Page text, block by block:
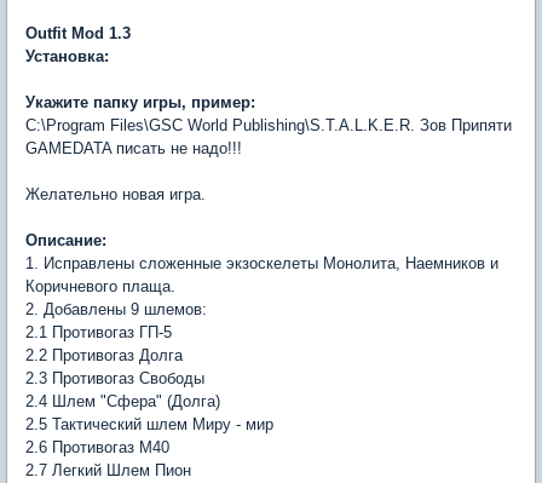
Outfit Mod 1.3
Установка:
Укажите папку игры, пример:
С:\Program Files\GSC World Publishing\S.T.A.L.K.E.R. Зов Припяти
GAMEDATA писать не надо!!!
Желательно новая игра.
Описание:
1. Исправлены сложенные экзоскелеты Монолита, Наемников и
Коричневого плаща.
2. Добавлены 9 шлемов:
2.1 Противогаз ГП-5
2.2 Противогаз Долга
2.3 Противогаз Свободы
2.4 Шлем "Сфера" (Долга)
2.5 Тактический шлем Миру - мир
2.6 Противогаз M40
2.7 Легкий Шлем Пион